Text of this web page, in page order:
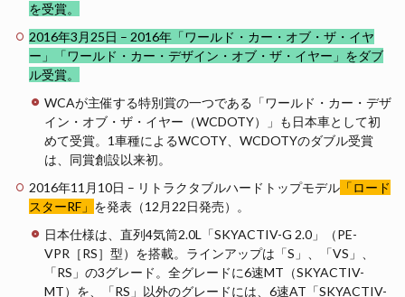
を受賞。
2016年3月25日 – 2016年「ワールド・カー・オブ・ザ・イヤ
ー」「ワールド・カー・デザイン・オブ・ザ・イヤー」をダブ
ル受賞。
WCAが主催する特別賞の一つである「ワールド・カー・デザ
イン・オブ・ザ・イヤー（WCDOTY）」も日本車として初
めて受賞。1車種によるWCOTY、WCDOTYのダブル受賞
は、同賞創設以来初。
2016年11月10日 – リトラクタブルハードトップモデル 「ロード
スターRF」 を発表（12月22日発売）。
日本仕様は、直列4気筒2.0L「SKYACTIV-G 2.0」（PE-
VPR［RS］型）を搭載。ラインアップは「S」、「VS」、
「RS」の3グレード。全グレードに6速MT（SKYACTIV-
MT）を、「RS」以外のグレードには、6速AT「SKYACTIV-